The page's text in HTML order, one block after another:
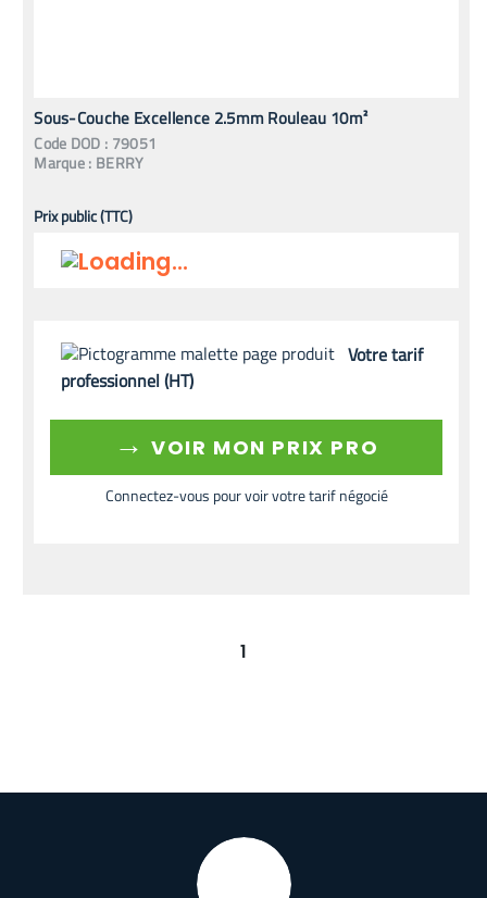
Sous-Couche Excellence 2.5mm Rouleau 10m²
Code DOD : 79051
Marque : BERRY
Prix public (TTC)
Votre tarif
professionnel (HT)
→ VOIR MON PRIX PRO
Connectez-vous pour voir votre tarif négocié
1